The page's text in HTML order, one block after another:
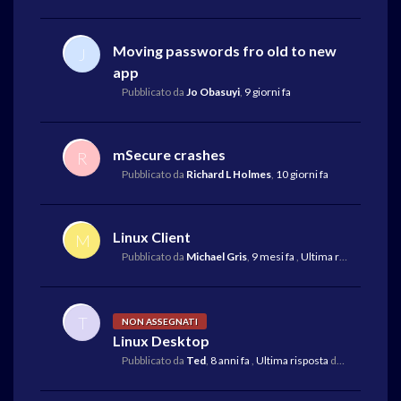
J
Moving passwords fro old to new
app
Pubblicato da Jo Obasuyi, 9 giorni fa
R mSecure crashes
Pubblicato da Richard L Holmes, 10 giorni fa
M Linux Client
Pubblicato da Michael Gris, 9 mesi fa , Ultima risposta
T NON ASSEGNATI
Linux Desktop
Pubblicato da Ted, 8 anni fa , Ultima risposta da Rustam Koba